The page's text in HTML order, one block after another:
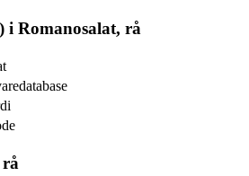
i Romanosalat, rå